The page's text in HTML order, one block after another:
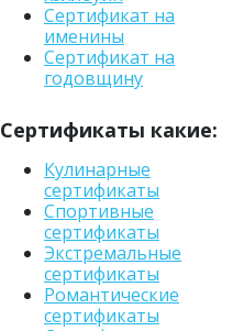
Сертификат на
именины
Сертификат на
годовщину
Сертификаты какие:
Кулинарные
сертификаты
Спортивные
сертификаты
Экстремальные
сертификаты
Романтические
сертификаты